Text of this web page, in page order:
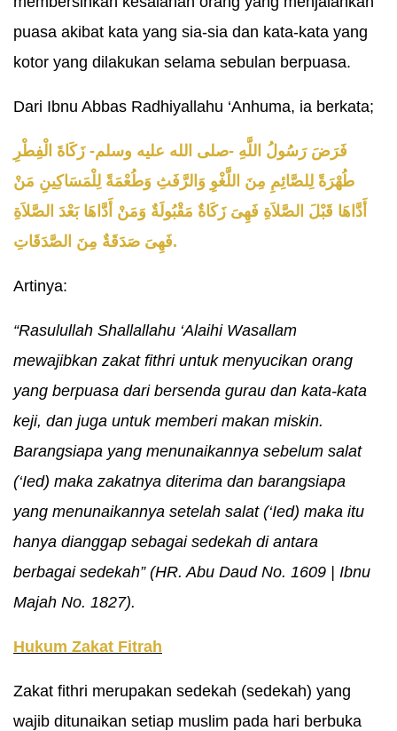
puasa akibat kata yang sia-sia dan kata-kata yang
kotor yang dilakukan selama sebulan berpuasa.
Dari Ibnu Abbas Radhiyallahu ‘Anhuma, ia berkata;
فَرَضَ رَسُولُ اللَّهِ -صلى الله عليه وسلم- زَكَاةَ الْفِطْرِ
طُهْرَةً لِلصَّائِمِ مِنَ اللَّغْوِ وَالرَّفَثِ وَطُعْمَةً لِلْمَسَاكِينِ مَنْ
أَدَّاهَا قَبْلَ الصَّلاَةِ فَهِىَ زَكَاةٌ مَقْبُولَةٌ وَمَنْ أَدَّاهَا بَعْدَ الصَّلاَةِ
فَهِىَ صَدَقَةٌ مِنَ الصَّدَقَاتِ.
Artinya:
“Rasulullah Shallallahu ‘Alaihi Wasallam
mewajibkan zakat fithri untuk menyucikan orang
yang berpuasa dari bersenda gurau dan kata-kata
keji, dan juga untuk memberi makan miskin.
Barangsiapa yang menunaikannya sebelum salat
(‘Ied) maka zakatnya diterima dan barangsiapa
yang menunaikannya setelah salat (‘Ied) maka itu
hanya dianggap sebagai sedekah di antara
berbagai sedekah” (HR. Abu Daud No. 1609 | Ibnu
Majah No. 1827).
Hukum Zakat Fitrah
Zakat fithri merupakan sedekah (sedekah) yang
wajib ditunaikan setiap muslim pada hari berbuka